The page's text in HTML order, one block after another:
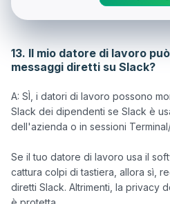
13. Il mio datore di lavoro
messaggi diretti su Slack?
A: SÌ, i datori di lavoro possono
Slack dei dipendenti se Slack è
dell'azienda o in sessioni
Se il tuo datore di lavoro usa il
cattura colpi di tastiera, allora sì,
diretti Slack. Altrimenti, la privacy